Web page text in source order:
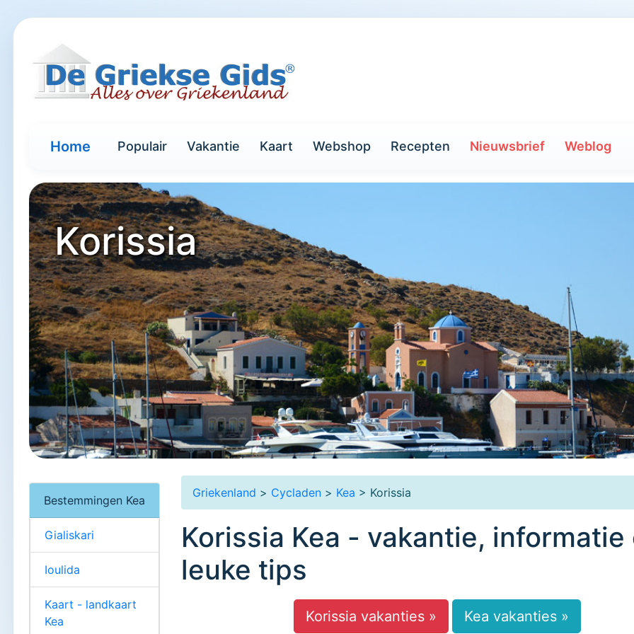
Home Populair Vakantie Kaart Webshop Recepten Nieuwsbrief Weblog
Korissia
Griekenland > Cycladen > Kea > Korissia
Korissia Kea - vakantie, informatie
leuke tips
Korissia vakanties » Kea vakanties »
Bestemmingen Kea
Gialiskari
Ioulida
Kaart - landkaart
Kea